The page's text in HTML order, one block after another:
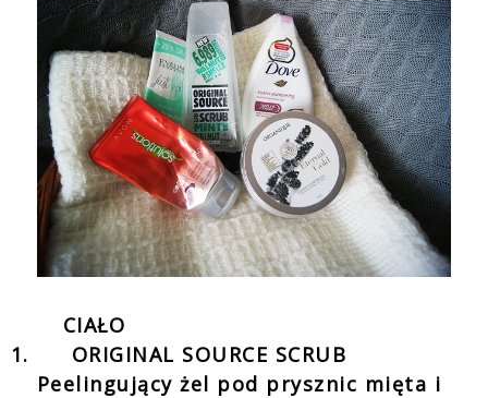
CIAŁO
1.
ORIGINAL SOURCE SCRUB
Peelingujący żel pod prysznic mięta i